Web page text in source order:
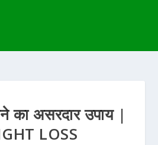
असरदार उपाय |
LOSS